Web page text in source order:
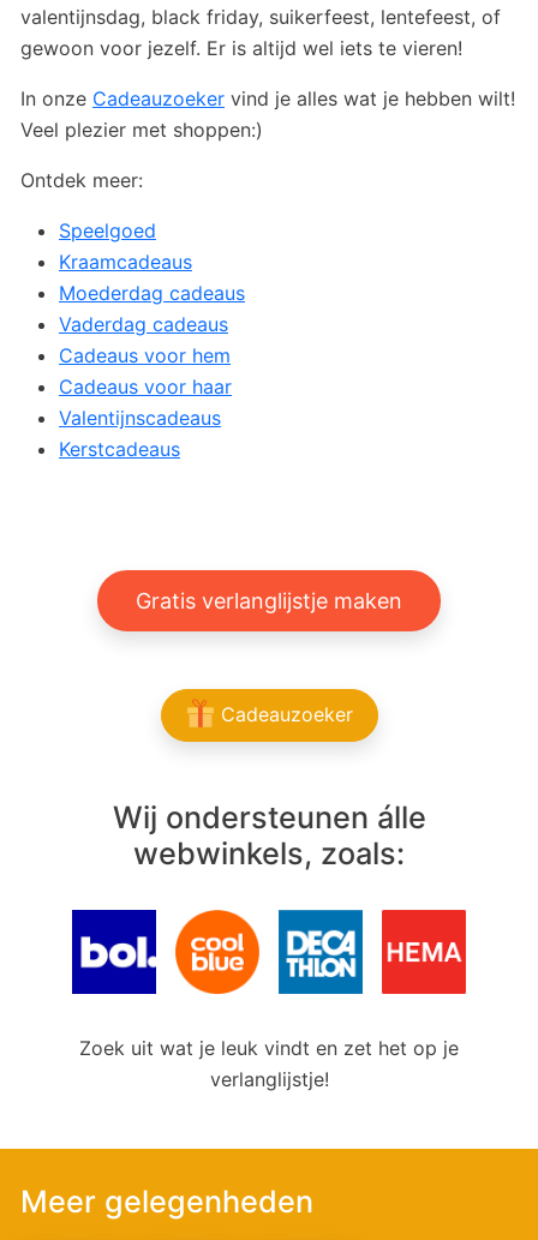
valentijnsdag, black friday, suikerfeest, lentefeest, of
gewoon voor jezelf. Er is altijd wel iets te vieren!
In onze Cadeauzoeker vind je alles wat je hebben wilt!
Veel plezier met shoppen:)
Ontdek meer:
Speelgoed
Kraamcadeaus
Moederdag cadeaus
Vaderdag cadeaus
Cadeaus voor hem
Cadeaus voor haar
Valentijnscadeaus
Kerstcadeaus
Gratis verlanglijstje maken
Cadeauzoeker
Wij ondersteunen álle
webwinkels, zoals:
Zoek uit wat je leuk vindt en zet het op je
verlanglijstje!
Meer gelegenheden